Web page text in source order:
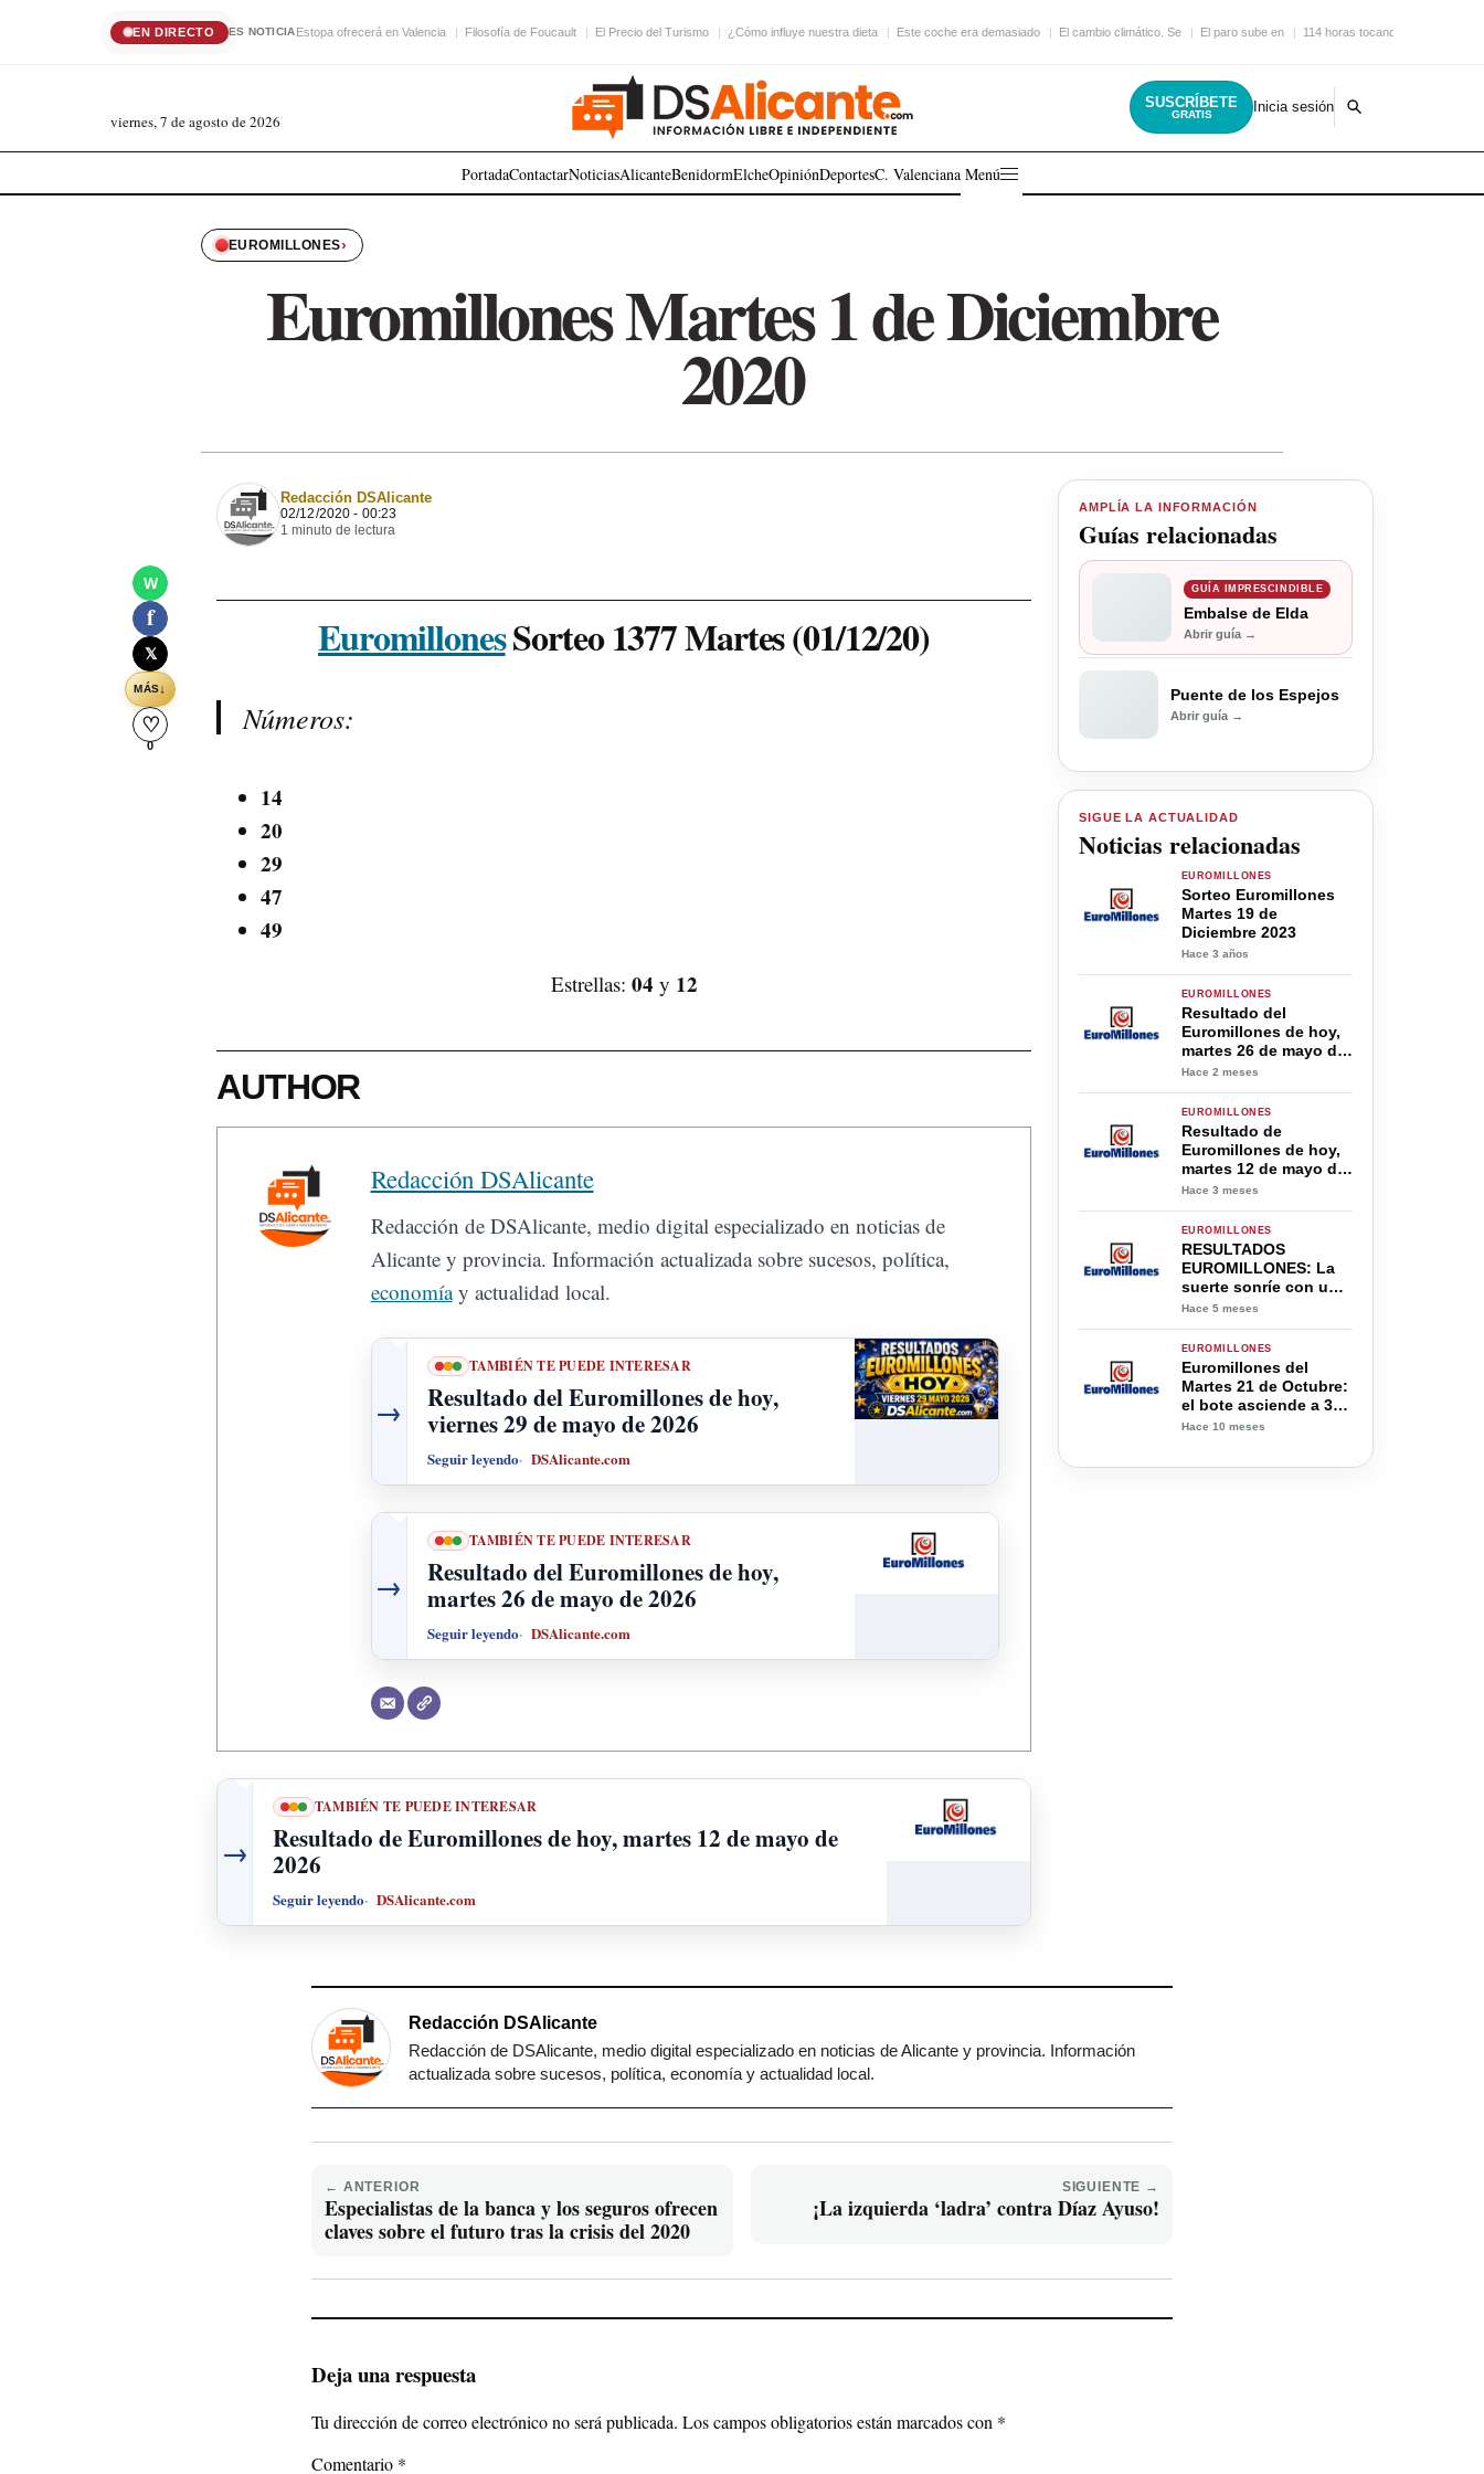
EN DIRECTO ES NOTICIAEstopa ofrecerá en Valencia Filosofía de Foucault El Precio del Turismo ¿Cómo influye nuestra dieta Este coche era demasiado El cambio climático. Se El paro sube en 114 horas tocando la
viernes, 7 de agosto de 2026
SUSCRÍBETE
GRATIS Inicia sesión
PortadaContactarNoticiasAlicanteBenidormElcheOpiniónDeportesC. Valenciana Menú
EUROMILLONES›
Euromillones Martes 1 de Diciembre
2020
W
f
𝕏
MÁS↓
♡
0
Redacción DSAlicante
02/12/2020 - 00:23
1 minuto de lectura
EuromillonesSorteo 1377 Martes (01/12/20)
Números:
14
20
29
47
49
Estrellas: 04 y 12
AUTHOR
Redacción DSAlicante
Redacción de DSAlicante, medio digital especializado en noticias de
Alicante y provincia. Información actualizada sobre sucesos, política,
economíay actualidad local.
→
TAMBIÉN TE PUEDE INTERESAR
Resultado del Euromillones de hoy,
viernes 29 de mayo de 2026
Seguir leyendo DSAlicante.com
→
TAMBIÉN TE PUEDE INTERESAR
Resultado del Euromillones de hoy,
martes 26 de mayo de 2026
Seguir leyendo DSAlicante.com
→
TAMBIÉN TE PUEDE INTERESAR
Resultado de Euromillones de hoy, martes 12 de mayo de
2026
Seguir leyendo DSAlicante.com
AMPLÍA LA INFORMACIÓN
Guías relacionadas
GUÍA IMPRESCINDIBLE
Embalse de Elda
Abrir guía →
Puente de los Espejos
Abrir guía →
SIGUE LA ACTUALIDAD
Noticias relacionadas
EUROMILLONES
Sorteo Euromillones
Martes 19 de
Diciembre 2023
Hace 3 años
EUROMILLONES
Resultado del
Euromillones de hoy,
martes 26 de mayo de
2026
Hace 2 meses
EUROMILLONES
Resultado de
Euromillones de hoy,
martes 12 de mayo de
2026
Hace 3 meses
EUROMILLONES
RESULTADOS
EUROMILLONES: La
suerte sonríe con un
nuevo sorteo este
Hace 5 meses
EUROMILLONES
Euromillones del
Martes 21 de Octubre:
el bote asciende a 39
millones y España
Hace 10 meses
Redacción DSAlicante
Redacción de DSAlicante, medio digital especializado en noticias de Alicante y provincia. Información
actualizada sobre sucesos, política, economía y actualidad local.
← ANTERIOR
Especialistas de la banca y los seguros ofrecen
claves sobre el futuro tras la crisis del 2020
SIGUIENTE →
¡La izquierda ‘ladra’ contra Díaz Ayuso!
Deja una respuesta
Tu dirección de correo electrónico no será publicada. Los campos obligatorios están marcados con *
Comentario *